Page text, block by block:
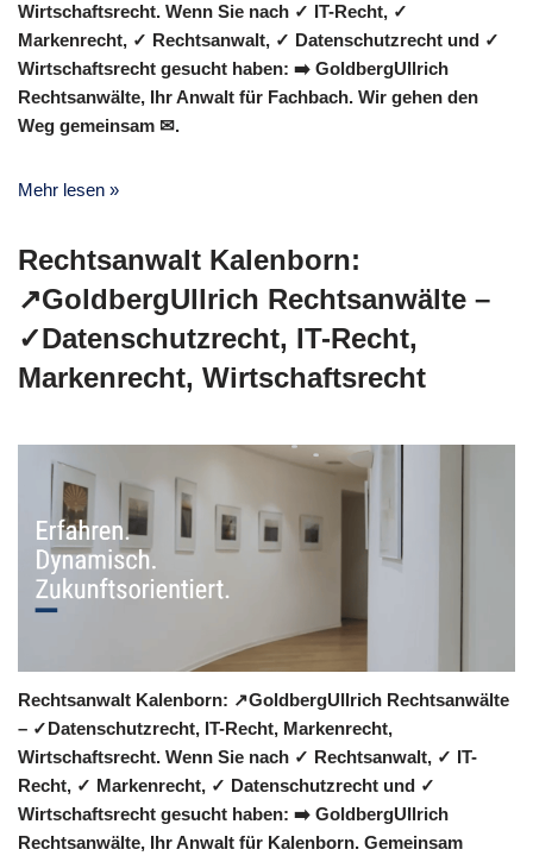
Wirtschaftsrecht. Wenn Sie nach ✓ IT-Recht, ✓
Markenrecht, ✓ Rechtsanwalt, ✓ Datenschutzrecht und ✓
Wirtschaftsrecht gesucht haben: ➡️ GoldbergUllrich
Rechtsanwälte, Ihr Anwalt für Fachbach. Wir gehen den
Weg gemeinsam ✉.
Mehr lesen »
Rechtsanwalt Kalenborn:
↗️GoldbergUllrich Rechtsanwälte –
✓Datenschutzrecht, IT-Recht,
Markenrecht, Wirtschaftsrecht
Rechtsanwalt Kalenborn: ↗️GoldbergUllrich Rechtsanwälte
– ✓Datenschutzrecht, IT-Recht, Markenrecht,
Wirtschaftsrecht. Wenn Sie nach ✓ Rechtsanwalt, ✓ IT-
Recht, ✓ Markenrecht, ✓ Datenschutzrecht und ✓
Wirtschaftsrecht gesucht haben: ➡️ GoldbergUllrich
Rechtsanwälte, Ihr Anwalt für Kalenborn. Gemeinsam